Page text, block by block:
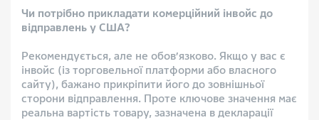
Чи потрібно прикладати комерційний інвойс до
відправлень у США?
Рекомендується, але не обов’язково. Якщо у вас є
інвойс (із торговельної платформи або власного
сайту), бажано прикріпити його до зовнішньої
сторони відправлення. Проте ключове значення має
реальна вартість товару, зазначена в декларації